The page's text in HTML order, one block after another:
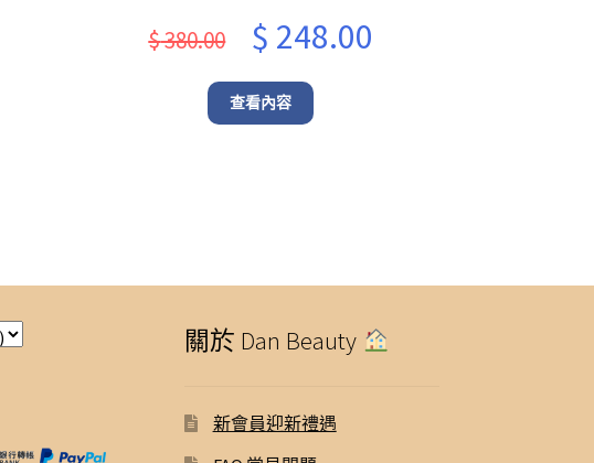
$380.00
Original
price
was:
$ 380.00.
$ 248.00
查看內容
關於 Dan Beauty
新會員迎新禮遇